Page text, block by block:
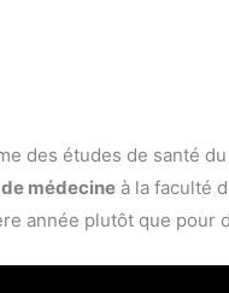
des études de santé
médecine à la faculté
année plutôt que pour